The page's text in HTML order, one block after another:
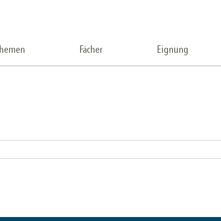
Fächer Eignung